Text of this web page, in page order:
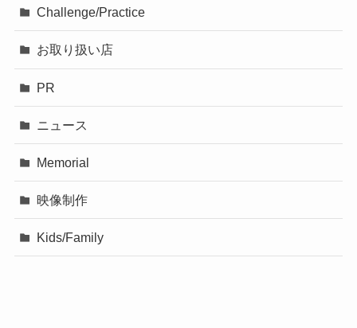
Challenge/Practice
お取り扱い店
PR
ニュース
Memorial
映像制作
Kids/Family